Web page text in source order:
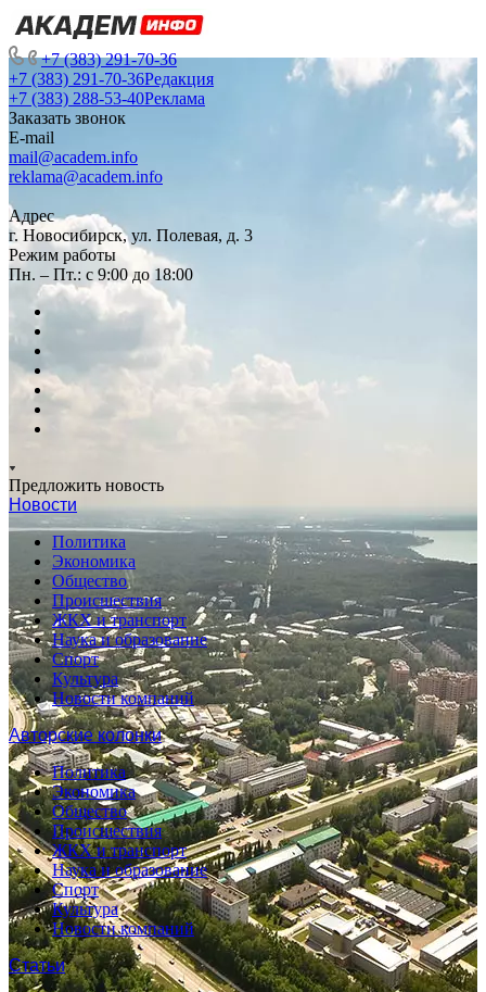
+7 (383) 291-70-36
+7 (383) 291-70-36Редакция
+7 (383) 288-53-40Реклама
Заказать звонок
E-mail
mail@academ.info
reklama@academ.info
Адрес
г. Новосибирск, ул. Полевая, д. 3
Режим работы
Пн. – Пт.: с 9:00 до 18:00
Предложить новость
Новости
Политика
Экономика
Общество
Происшествия
ЖКХ и транспорт
Наука и образование
Спорт
Культура
Новости компаний
Авторские колонки
Политика
Экономика
Общество
Происшествия
ЖКХ и транспорт
Наука и образование
Спорт
Культура
Новости компаний
Статьи